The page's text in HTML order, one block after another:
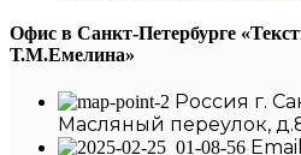
Офис в Санкт-Петербурге
Т.М.Емелина»
Россия г.
Масляный переулок,